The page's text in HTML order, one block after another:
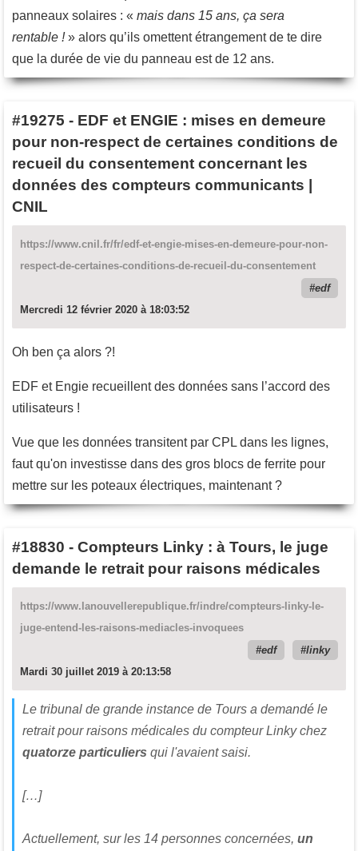
panneaux solaires : « mais dans 15 ans, ça sera
rentable !» alors qu’ils omettent étrangement de te dire
que la durée de vie du panneau est de 12 ans.
#19275 - EDF et ENGIE : mises en demeure
pour non-respect de certaines conditions de
recueil du consentement concernant les
données des compteurs communicants |
CNIL
https://www.cnil.fr/fr/edf-et-engie-mises-en-demeure-pour-non-
respect-de-certaines-conditions-de-recueil-du-consentement
edf
Mercredi 12 février 2020 à 18:03:52
Oh ben ça alors ?!
EDF et Engie recueillent des données sans l’accord des
utilisateurs !
Vue que les données transitent par CPL dans les lignes,
faut qu'on investisse dans des gros blocs de ferrite pour
mettre sur les poteaux électriques, maintenant ?
#18830 - Compteurs Linky : à Tours, le juge
demande le retrait pour raisons médicales
https://www.lanouvellerepublique.fr/indre/compteurs-linky-le-
juge-entend-les-raisons-mediacles-invoquees
edf
linky
Mardi 30 juillet 2019 à 20:13:58
Le tribunal de grande instance de Tours a demandé le
retrait pour raisons médicales du compteur Linky chez
quatorze particuliers qui l'avaient saisi.
[…]
Actuellement, sur les 14 personnes concernées, un